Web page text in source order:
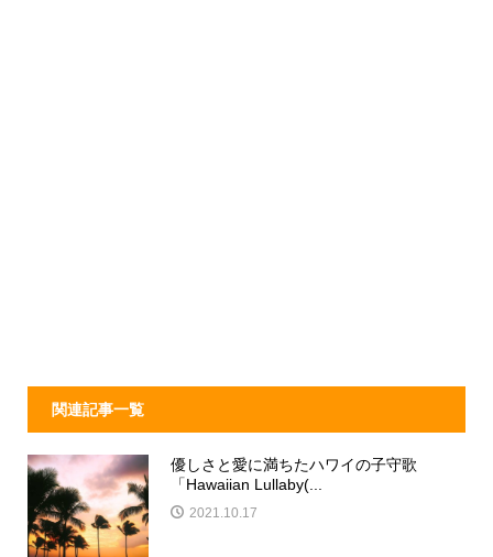
関連記事一覧
優しさと愛に満ちたハワイの子守歌
「Hawaiian Lullaby(...
2021.10.17